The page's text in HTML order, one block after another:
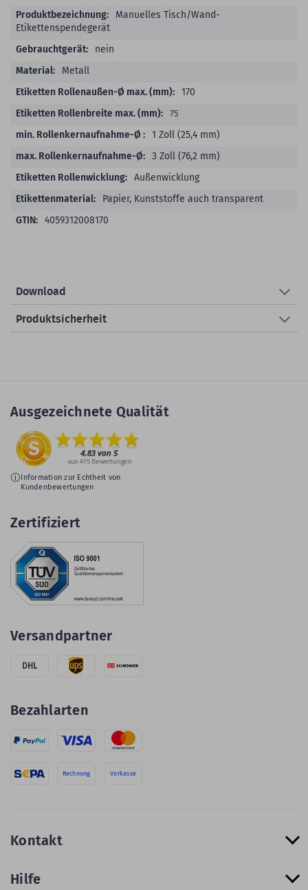
Manuelles Tisch/Wand-
Etikettenspendegerät
nein
Metall
170
75
1 Zoll (25,4 mm)
3 Zoll (76,2 mm)
Außenwicklung
Papier, Kunststoffe auch transparent
4059312008170
Download
Produktsicherheit
Ausgezeichnete Qualität
Information zur Echtheit von
Kundenbewertungen
Zertifiziert
Versandpartner
DHL
Bezahlarten
Rechnung Vorkasse
Kontakt
Hilfe